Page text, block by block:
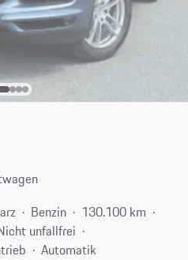
Benzin
130.100 km
unfallfrei
Automatik